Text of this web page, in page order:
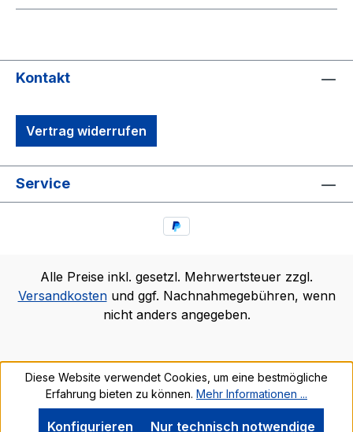
Kontakt
Vertrag widerrufen
Service
Alle Preise inkl. gesetzl. Mehrwertsteuer zzgl.
Versandkostenund ggf. Nachnahmegebühren, wenn
nicht anders angegeben.
Diese Website verwendet Cookies, um eine bestmögliche
Erfahrung bieten zu können. Mehr Informationen ...
Nur technisch notwendige
Konfigurieren